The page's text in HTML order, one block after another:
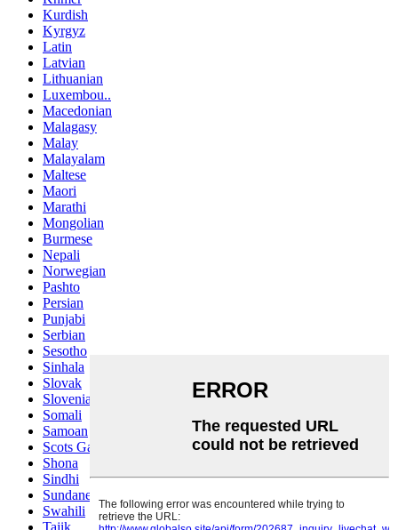
Kurdish
Kyrgyz
Latin
Latvian
Lithuanian
Luxembou..
Macedonian
Malagasy
Malay
Malayalam
Maltese
Maori
Marathi
Mongolian
Burmese
Nepali
Norwegian
Pashto
Persian
Punjabi
Serbian
Sesotho
Sinhala
Slovak
Slovenian
Somali
Samoan
Scots Gaelic
Shona
Sindhi
Sundanese
Swahili
Tajik